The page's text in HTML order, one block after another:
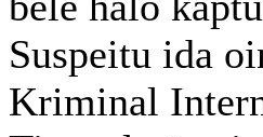
Suspeitu ida
Kriminal